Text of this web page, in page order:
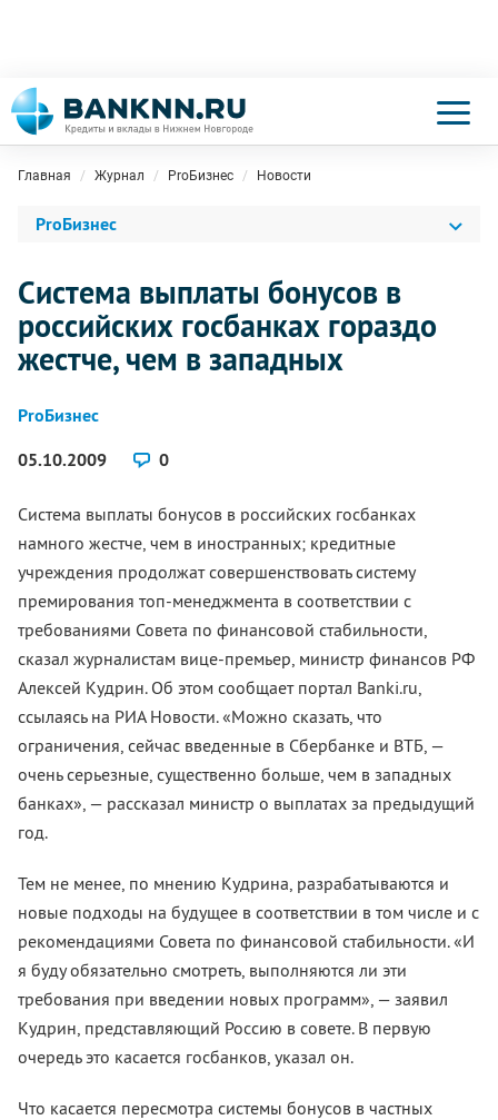
Главная Журнал ProБизнес Новости
ProБизнес
Система выплаты бонусов в
российских госбанках гораздо
жестче, чем в западных
ProБизнес
05.10.2009
0
Система выплаты бонусов в российских госбанках
намного жестче, чем в иностранных; кредитные
учреждения продолжат совершенствовать систему
премирования топ-менеджмента в соответствии с
требованиями Совета по финансовой стабильности,
сказал журналистам вице-премьер, министр финансов РФ
Алексей Кудрин. Об этом сообщает портал Banki.ru,
ссылаясь на РИА Новости. «Можно сказать, что
ограничения, сейчас введенные в Сбербанке и ВТБ, —
очень серьезные, существенно больше, чем в западных
банках», — рассказал министр о выплатах за предыдущий
год.
Тем не менее, по мнению Кудрина, разрабатываются и
новые подходы на будущее в соответствии в том числе и с
рекомендациями Совета по финансовой стабильности. «И
я буду обязательно смотреть, выполняются ли эти
требования при введении новых программ», — заявил
Кудрин, представляющий Россию в совете. В первую
очередь это касается госбанков, указал он.
Что касается пересмотра системы бонусов в частных